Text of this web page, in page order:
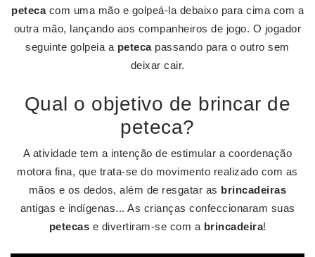
petecacom uma mão e golpeá-la debaixo para cima com a
outra mão, lançando aos companheiros de jogo. O jogador
seguinte golpeia a petecapassando para o outro sem
deixar cair.
Qual o objetivo de brincar de
peteca?
A atividade tem a intenção de estimular a coordenação
motora fina, que trata-se do movimento realizado com as
mãos e os dedos, além de resgatar as brincadeiras
antigas e indígenas... As crianças confeccionaram suas
petecas e divertiram-se com a brincadeira!